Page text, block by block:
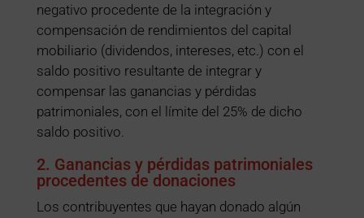
negativo procedente de la integración y
compensación de rendimientos del capital
mobiliario (dividendos, intereses, etc.) con el
saldo positivo resultante de integrar y
compensar las ganancias y pérdidas
patrimoniales, con el límite del 25% de dicho
saldo positivo.
2. Ganancias y pérdidas patrimoniales
procedentes de donaciones
Los contribuyentes que hayan donado algún